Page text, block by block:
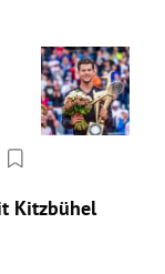
Kitzbühel